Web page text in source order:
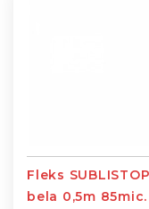
Fleks SUBLISTOP
bela 0,5m 85mic.